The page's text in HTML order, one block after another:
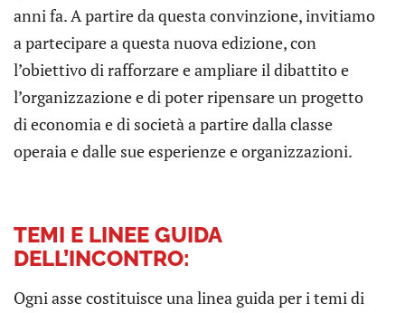
anni fa. A partire da questa convinzione, invitiamo
a partecipare a questa nuova edizione, con
l’obiettivo di rafforzare e ampliare il dibattito e
l’organizzazione e di poter ripensare un progetto
di economia e di società a partire dalla classe
operaia e dalle sue esperienze e organizzazioni.
TEMI E LINEE GUIDA
DELL’INCONTRO:
Ogni asse costituisce una linea guida per i temi di